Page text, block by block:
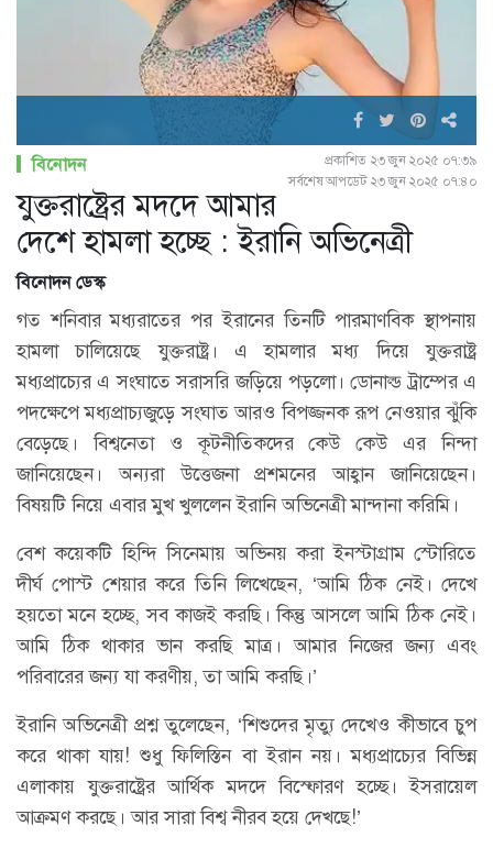
বিনোদন
প্রকাশিত ২৩ জুন ২০২৫ ০৭:৩৯
সর্বশেষ আপডেট ২৩ জুন ২০২৫ ০৭:৪০
যুক্তরাষ্ট্রের মদদে আমার
দেশে হামলা হচ্ছে : ইরানি অভিনেত্রী
বিনোদন ডেস্ক
গত শনিবার মধ্যরাতের পর ইরানের তিনটি পারমাণবিক স্থাপনায়
হামলা চালিয়েছে যুক্তরাষ্ট্র। এ হামলার মধ্য দিয়ে যুক্তরাষ্ট্র
মধ্যপ্রাচ্যের এ সংঘাতে সরাসরি জড়িয়ে পড়লো। ডোনাল্ড ট্রাম্পের এ
পদক্ষেপে মধ্যপ্রাচ্যজুড়ে সংঘাত আরও বিপজ্জনক রূপ নেওয়ার ঝুঁকি
বেড়েছে। বিশ্বনেতা ও কূটনীতিকদের কেউ কেউ এর নিন্দা
জানিয়েছেন। অন্যরা উত্তেজনা প্রশমনের আহ্বান জানিয়েছেন।
বিষয়টি নিয়ে এবার মুখ খুললেন ইরানি অভিনেত্রী মান্দানা করিমি।
বেশ কয়েকটি হিন্দি সিনেমায় অভিনয় করা ইনস্টাগ্রাম স্টোরিতে
দীর্ঘ পোস্ট শেয়ার করে তিনি লিখেছেন, ‘আমি ঠিক নেই। দেখে
হয়তো মনে হচ্ছে, সব কাজই করছি। কিন্তু আসলে আমি ঠিক নেই।
আমি ঠিক থাকার ভান করছি মাত্র। আমার নিজের জন্য এবং
পরিবারের জন্য যা করণীয়, তা আমি করছি।’
ইরানি অভিনেত্রী প্রশ্ন তুলেছেন, ‘শিশুদের মৃত্যু দেখেও কীভাবে চুপ
করে থাকা যায়! শুধু ফিলিস্তিন বা ইরান নয়। মধ্যপ্রাচ্যের বিভিন্ন
এলাকায় যুক্তরাষ্ট্রের আর্থিক মদদে বিস্ফোরণ হচ্ছে। ইসরায়েল
আক্রমণ করছে। আর সারা বিশ্ব নীরব হয়ে দেখছে!’